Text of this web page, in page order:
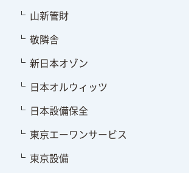
山新管財
敬隣舎
新日本オゾン
日本オルウィッツ
日本設備保全
東京エーワンサービス
東京設備